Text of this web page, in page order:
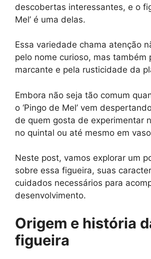
descobertas interessantes, e o
Mel’ é uma delas.
Essa variedade chama atenção
pelo nome curioso, mas também
marcante e pela rusticidade da
Embora não seja tão comum
o ‘Pingo de Mel’ vem
de quem gosta de experimentar
no quintal ou até mesmo em
Neste post, vamos explorar um
sobre essa figueira, suas
cuidados necessários para
desenvolvimento.
Origem e história
figueira